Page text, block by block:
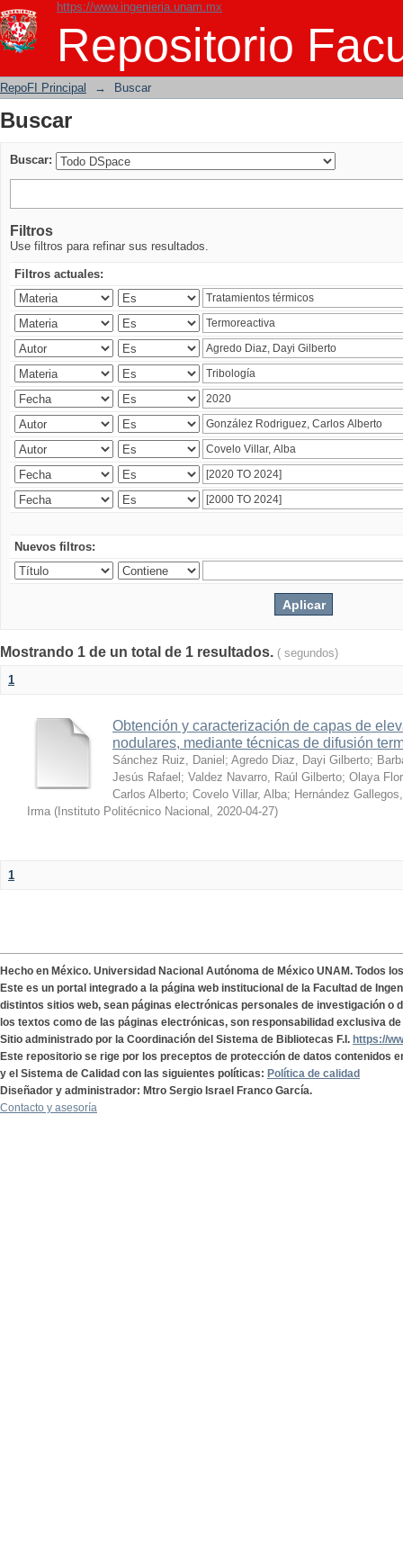
https://www.ingenieria.unam.mx
Repositorio
Buscar
RepoFI Principal → Buscar
Buscar
Buscar:
Filtros
Use filtros para refinar sus resultados.
Filtros actuales:
Nuevos filtros:
Mostrando 1 de un total de 1 resultados. ( segundos)
1
Obtención y caracterización de capas de
nodulares, mediante técnicas de difusión
Sánchez Ruiz, Daniel ; Agredo Diaz, Dayi Gilberto;
Jesús Rafael ; Valdez Navarro, Raúl Gilberto; Olaya
Carlos Alberto; Covelo Villar, Alba; Hernández
Irma ( Instituto Politécnico Nacional , 2020-04-27)
1
Hecho en México. Universidad Nacional Autónoma de México UNAM. Todos
Este es un portal integrado a la página web institucional de la Facultad de
distintos sitios web, sean páginas electrónicas personales de investigación o
los textos como de las páginas electrónicas, son responsabilidad exclusiva
Sitio administrado por la Coordinación del Sistema de Bibliotecas F.I. https://
Este repositorio se rige por los preceptos de protección de datos contenidos
y el Sistema de Calidad con las siguientes políticas: Política de calidad
Diseñador y administrador: Mtro Sergio Israel Franco García.
Contacto y asesoría